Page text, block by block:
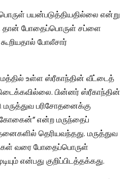
பயன்படுத்தியதில்லை என்று
தான் போதைப்பொருள் சப்ளை
போலீசார்
உள்ள ஸ்ரீகாந்தின் வீட்டைத்
பின்னர் ஸ்ரீகாந்தின்
மருத்துவ பரிசோதனைக்கு
என்ற மருந்தைப்
தெரியவந்தது. மருத்துவ
வரை போதைப்பொருள்
என்பது குறிப்பிடத்தக்கது.